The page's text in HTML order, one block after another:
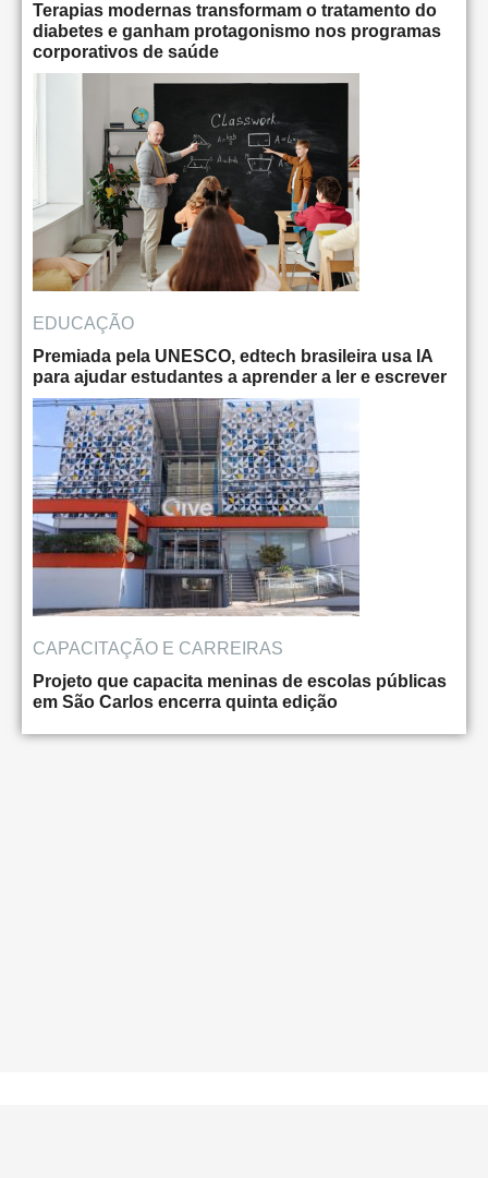
Terapias modernas transformam o tratamento do
diabetes e ganham protagonismo nos programas
corporativos de saúde
EDUCAÇÃO
Premiada pela UNESCO, edtech brasileira usa IA
para ajudar estudantes a aprender a ler e escrever
CAPACITAÇÃO E CARREIRAS
Projeto que capacita meninas de escolas públicas
em São Carlos encerra quinta edição